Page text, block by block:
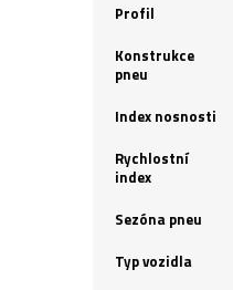
Profil
Konstrukce
pneu
Index nosnosti
Rychlostní
index
Sezóna pneu
Typ vozidla